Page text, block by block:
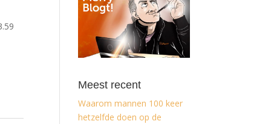
Meest recent
Waarom mannen 100 keer
hetzelfde doen op de